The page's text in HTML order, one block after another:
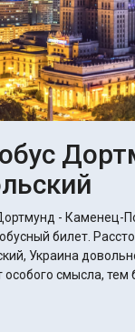
- Каменец-
билет.
Украина
смысла, тем